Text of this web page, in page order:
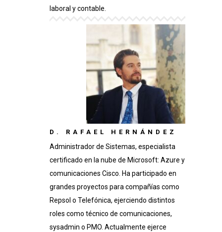
laboral y contable.
D. RAFAEL HERNÁNDEZ
Administrador de Sistemas, especialista
certificado en la nube de Microsoft: Azure y
comunicaciones Cisco. Ha participado en
grandes proyectos para compañías como
Repsol o Telefónica, ejerciendo distintos
roles como técnico de comunicaciones,
sysadmin o PMO. Actualmente ejerce